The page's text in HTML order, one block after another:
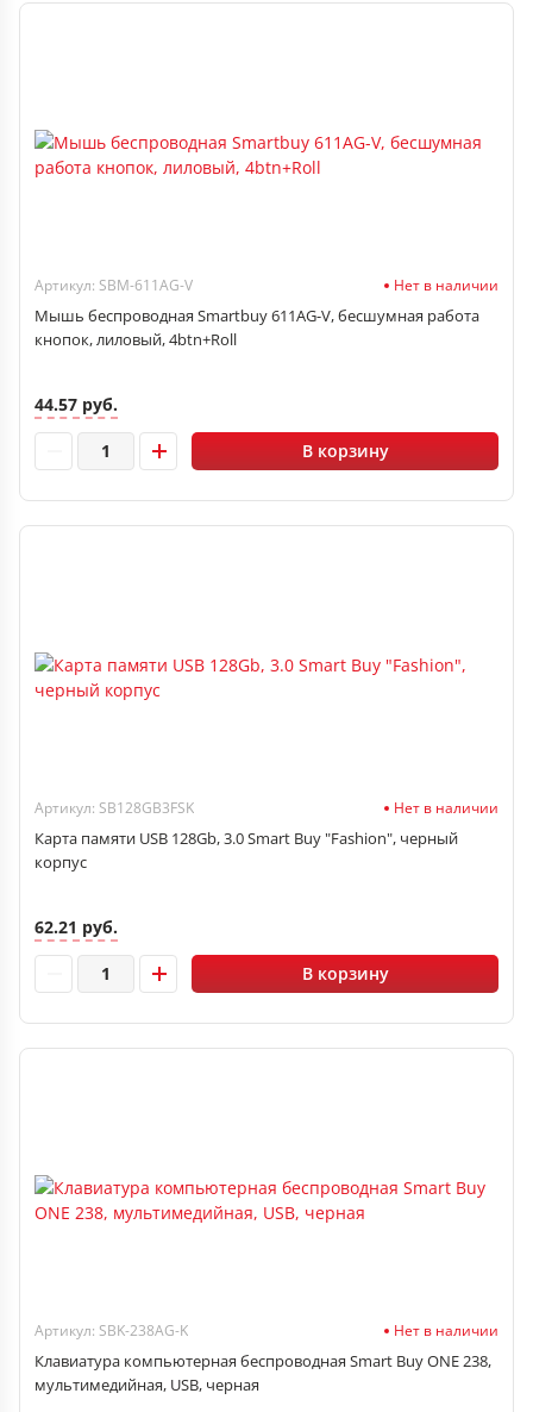
Артикул: SBM-611AG-V Нет в наличии
Мышь беспроводная Smartbuy 611AG-V, бесшумная работа
кнопок, лиловый, 4btn+Roll
44.57 руб.
В корзину
Артикул: SB128GB3FSK Нет в наличии
Карта памяти USB 128Gb, 3.0 Smart Buy "Fashion", черный
корпус
62.21 руб.
В корзину
Артикул: SBK-238AG-K Нет в наличии
Клавиатура компьютерная беспроводная Smart Buy ONE 238,
мультимедийная, USB, черная